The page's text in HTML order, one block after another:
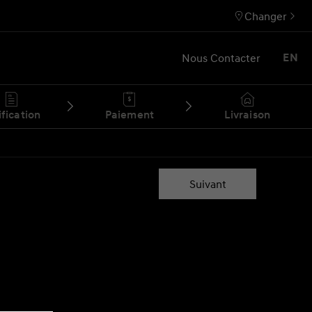
Nous Contacter EN
Changer
Paiement Livraison
Suivant